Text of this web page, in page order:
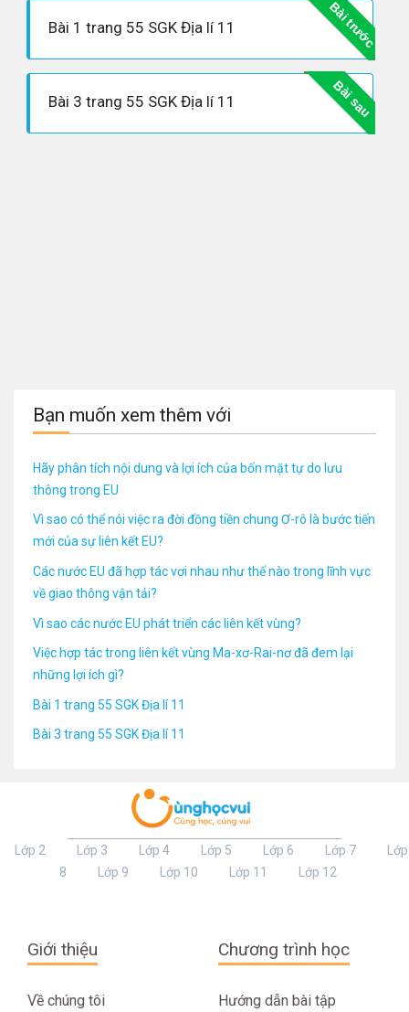
Bài trước
Bài 1 trang 55 SGK Địa lí 11
Bài sau
Bài 3 trang 55 SGK Địa lí 11
Bạn muốn xem thêm với
Hãy phân tích nội dung và lợi ích của bốn mặt tự do lưu
thông trong EU
Vì sao có thể nói việc ra đời đồng tiền chung Ơ-rô là bước tiến
mới của sự liên kết EU?
Các nước EU đã hợp tác vơi nhau như thế nào trong lĩnh vực
về giao thông vận tải?
Vì sao các nước EU phát triển các liên kết vùng?
Việc hợp tác trong liên kết vùng Ma-xơ-Rai-nơ đã đem lại
những lợi ích gì?
Bài 1 trang 55 SGK Địa lí 11
Bài 3 trang 55 SGK Địa lí 11
Lớp 2 Lớp 3 Lớp 4 Lớp 5 Lớp 6 Lớp 7
Lớp
8
Lớp 9 Lớp 10 Lớp 11 Lớp 12
Giới thiệu
Về chúng tôi
Chương trình học
Hướng dẫn bài tập